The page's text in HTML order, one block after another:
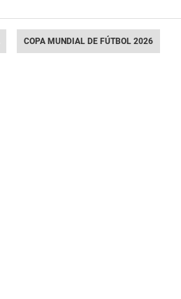
COPA MUNDIAL DE FÚTBOL 2026